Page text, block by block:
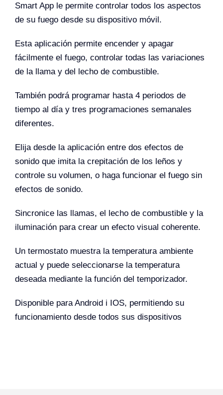
Smart App le permite controlar todos los aspectos
de su fuego desde su dispositivo móvil.
Esta aplicación permite encender y apagar
fácilmente el fuego, controlar todas las variaciones
de la llama y del lecho de combustible.
También podrá programar hasta 4 periodos de
tiempo al día y tres programaciones semanales
diferentes.
Elija desde la aplicación entre dos efectos de
sonido que imita la crepitación de los leños y
controle su volumen, o haga funcionar el fuego sin
efectos de sonido.
Sincronice las llamas, el lecho de combustible y la
iluminación para crear un efecto visual coherente.
Un termostato muestra la temperatura ambiente
actual y puede seleccionarse la temperatura
deseada mediante la función del temporizador.
Disponible para Android i IOS, permitiendo su
funcionamiento desde todos sus dispositivos